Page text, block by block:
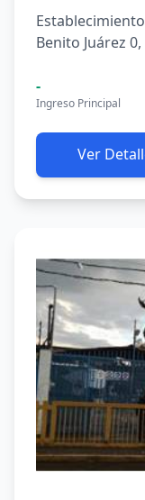
Benito Juárez
-
Ingreso Principal
Ver